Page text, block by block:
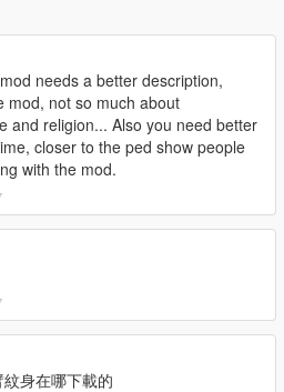
needs a better description,
mod, not so much about
and religion... Also you need better
closer to the ped show people
with the mod.
身在哪下載的